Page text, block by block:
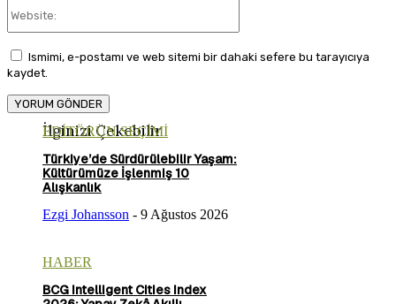
Ismimi, e-postamı ve web sitemi bir dahaki sefere bu tarayıcıya
kaydet.
İlginizi Çekebilir
EDİTÖRÜN SEÇİMİ
Türkiye’de Sürdürülebilir Yaşam:
Kültürümüze İşlenmiş 10
Alışkanlık
Ezgi Johansson - 9 Ağustos 2026
HABER
BCG Intelligent Cities Index